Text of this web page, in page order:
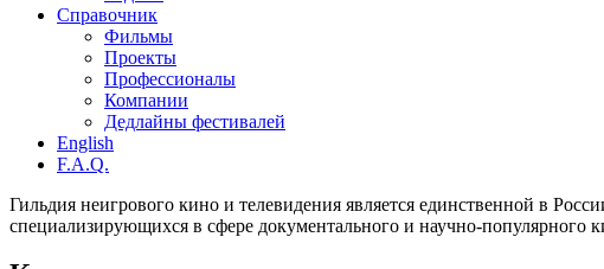
Справочник
Фильмы
Проекты
Профессионалы
Компании
Дедлайны фестивалей
English
F.A.Q.
Гильдия неигрового кино и телевидения является единственной в
специализирующихся в сфере документального и научно-